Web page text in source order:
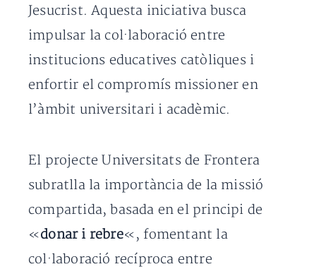
Jesucrist. Aquesta iniciativa busca
impulsar la col·laboració entre
institucions educatives catòliques i
enfortir el compromís missioner en
l’àmbit universitari i acadèmic.
El projecte Universitats de Frontera
subratlla la importància de la missió
compartida, basada en el principi de
«donar i rebre«, fomentant la
col·laboració recíproca entre